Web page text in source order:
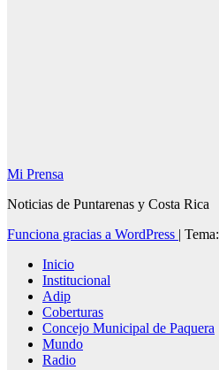
Mi Prensa
Noticias de Puntarenas y Costa Rica
Funciona gracias a WordPress
Tema:
Inicio
Institucional
Adip
Coberturas
Concejo Municipal de Paquera
Mundo
Radio